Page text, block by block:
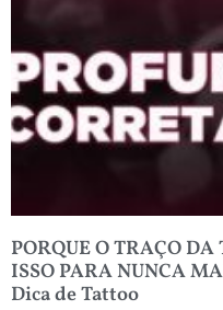
PORQUE O TRAÇO
ISSO PARA NUNCA
Dica de Tattoo